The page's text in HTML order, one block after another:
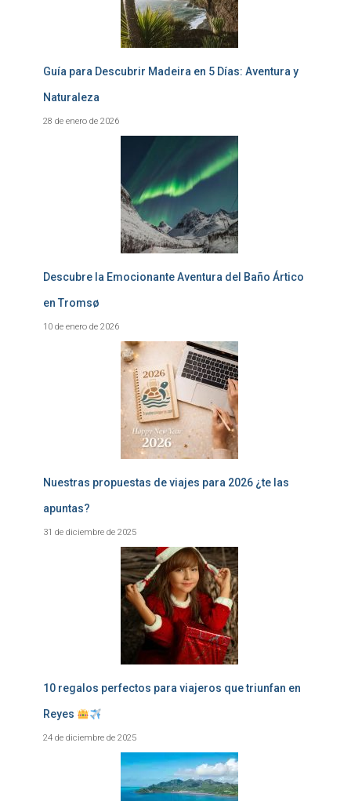
Guía para Descubrir Madeira en 5 Días: Aventura y
Naturaleza
28 de enero de 2026
Descubre la Emocionante Aventura del Baño Ártico
en Tromsø
10 de enero de 2026
Nuestras propuestas de viajes para 2026 ¿te las
apuntas?
31 de diciembre de 2025
10 regalos perfectos para viajeros que triunfan en
Reyes
24 de diciembre de 2025